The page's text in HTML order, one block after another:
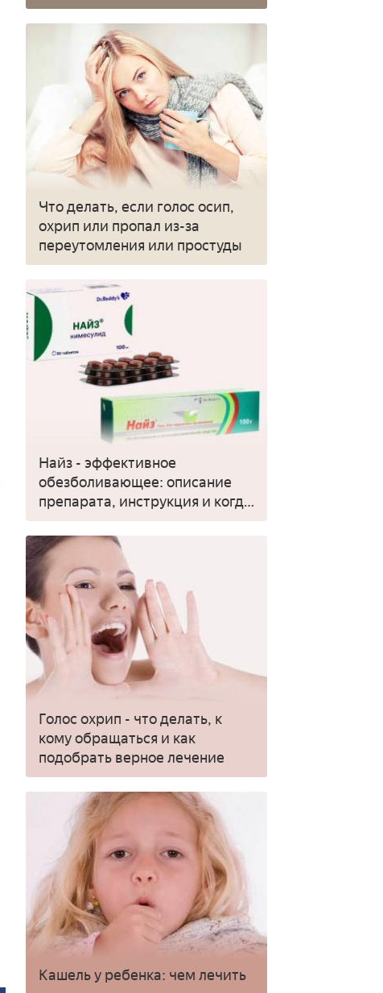
Что делать, если голос осип,
охрип или пропал из-за
переутомления или простуды
Найз - эффективное
обезболивающее: описание
препарата, инструкция и когда
применять
Голос охрип - что делать, к
кому обращаться и как
подобрать верное лечение
Кашель у ребенка: чем лечить